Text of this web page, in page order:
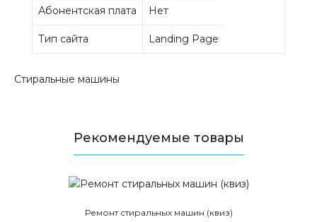
Абонентская плата Нет
Тип сайта Landing Page
Стиральные машины
Рекомендуемые товары
Ремонт стиральных машин (квиз)